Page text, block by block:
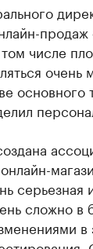
числе
очень
сложно
в